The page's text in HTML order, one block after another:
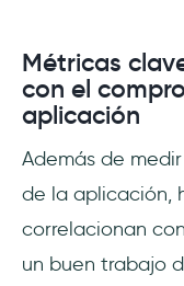
Métricas
con el
aplicación
Además de
de la aplicación,
correlacionan
un buen trabajo